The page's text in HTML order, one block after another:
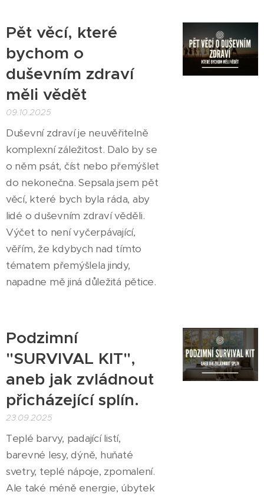
Pět věcí, které
bychom o
duševním zdraví
měli vědět
09.10.2025
Duševní zdraví je neuvěřitelně
komplexní záležitost. Dalo by se
o něm psát, číst nebo přemýšlet
do nekonečna. Sepsala jsem pět
věcí, které bych byla ráda, aby
lidé o duševním zdraví věděli.
Výčet to není vyčerpávající,
věřím, že kdybych nad tímto
tématem přemýšlela jindy,
napadne mě jiná důležitá pětice.
Podzimní
"SURVIVAL KIT",
aneb jak zvládnout
přicházející splín.
23.09.2025
Teplé barvy, padající listí,
barevné lesy, dýně, huňaté
svetry, teplé nápoje, zpomalení.
Ale také méně energie, úbytek